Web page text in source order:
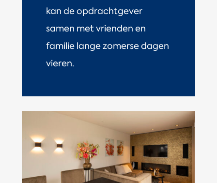
kan de opdrachtgever
samen met vrienden en
familie lange zomerse dagen
vieren.